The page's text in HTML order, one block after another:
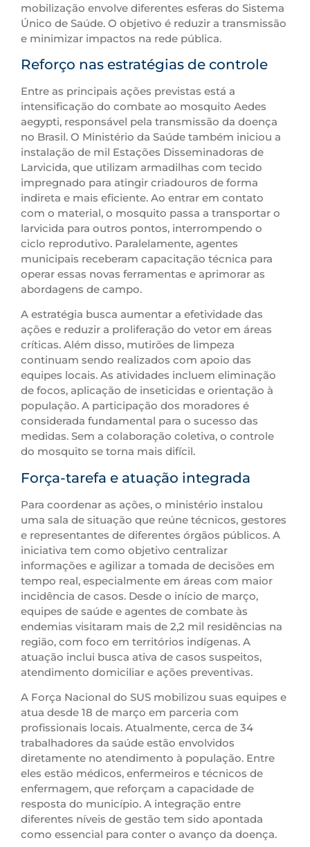
mobilização envolve diferentes esferas do Sistema
Único de Saúde. O objetivo é reduzir a transmissão
e minimizar impactos na rede pública.
Reforço nas estratégias de controle
Entre as principais ações previstas está a
intensificação do combate ao mosquito Aedes
aegypti, responsável pela transmissão da doença
no Brasil. O Ministério da Saúde também iniciou a
instalação de mil Estações Disseminadoras de
Larvicida, que utilizam armadilhas com tecido
impregnado para atingir criadouros de forma
indireta e mais eficiente. Ao entrar em contato
com o material, o mosquito passa a transportar o
larvicida para outros pontos, interrompendo o
ciclo reprodutivo. Paralelamente, agentes
municipais receberam capacitação técnica para
operar essas novas ferramentas e aprimorar as
abordagens de campo.
A estratégia busca aumentar a efetividade das
ações e reduzir a proliferação do vetor em áreas
críticas. Além disso, mutirões de limpeza
continuam sendo realizados com apoio das
equipes locais. As atividades incluem eliminação
de focos, aplicação de inseticidas e orientação à
população. A participação dos moradores é
considerada fundamental para o sucesso das
medidas. Sem a colaboração coletiva, o controle
do mosquito se torna mais difícil.
Força-tarefa e atuação integrada
Para coordenar as ações, o ministério instalou
uma sala de situação que reúne técnicos, gestores
e representantes de diferentes órgãos públicos. A
iniciativa tem como objetivo centralizar
informações e agilizar a tomada de decisões em
tempo real, especialmente em áreas com maior
incidência de casos. Desde o início de março,
equipes de saúde e agentes de combate às
endemias visitaram mais de 2,2 mil residências na
região, com foco em territórios indígenas. A
atuação inclui busca ativa de casos suspeitos,
atendimento domiciliar e ações preventivas.
A Força Nacional do SUS mobilizou suas equipes e
atua desde 18 de março em parceria com
profissionais locais. Atualmente, cerca de 34
trabalhadores da saúde estão envolvidos
diretamente no atendimento à população. Entre
eles estão médicos, enfermeiros e técnicos de
enfermagem, que reforçam a capacidade de
resposta do município. A integração entre
diferentes níveis de gestão tem sido apontada
como essencial para conter o avanço da doença.